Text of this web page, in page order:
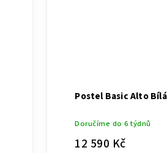
Postel Basic Alto
Doručíme do 6 týdnů
12 590 Kč